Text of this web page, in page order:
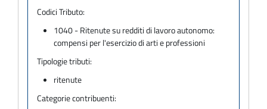
Codici Tributo:
1040 - Ritenute su redditi di lavoro autonomo:
compensi per l'esercizio di arti e professioni
Tipologie tributi:
ritenute
Categorie contribuenti: